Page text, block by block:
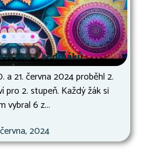
a sedmáků
21. června 2024 proběhl 2.
pro 2. stupeň. Každý žák si
vybral 6 z...
2024